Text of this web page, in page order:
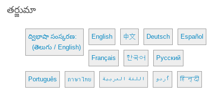
తర్జుమా
ద్విభాషా సంస్కరణ:
(తెలుగు / English)
English 中文 Deutsch Español
Français 한국어 Русский
Português ภาษาไทย اللغة العربية اُردو हिन्दी